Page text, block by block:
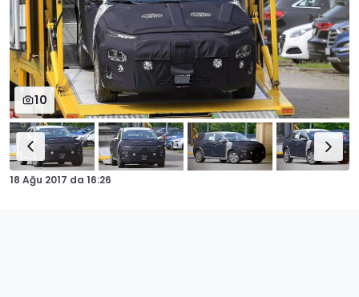
10
18 Ağu 2017 da 16:26